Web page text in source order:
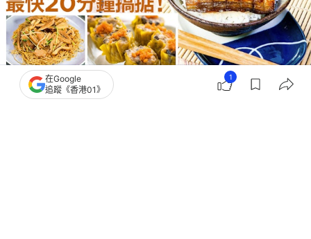
撰文：黃翠衣
在Google
追蹤《香港01》
1